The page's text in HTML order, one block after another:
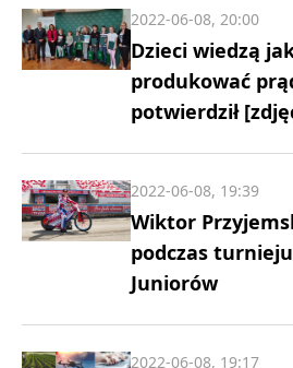
Dzieci wiedzą
produkować
potwierdził
2022-06-08, 20:00
Wiktor
podczas
Juniorów
2022-06-08, 19:39
2022-06-08, 19:17